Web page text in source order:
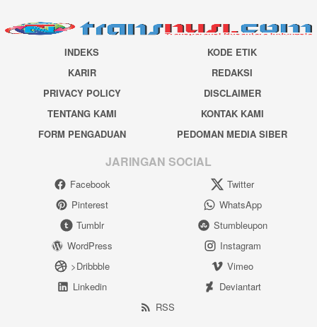
INDEKS
KODE ETIK
KARIR
REDAKSI
PRIVACY POLICY
DISCLAIMER
TENTANG KAMI
KONTAK KAMI
FORM PENGADUAN
PEDOMAN MEDIA SIBER
JARINGAN SOCIAL
Facebook
Twitter
Pinterest
WhatsApp
Tumblr
Stumbleupon
WordPress
Instagram
>Dribbble
Vimeo
Linkedin
Deviantart
RSS